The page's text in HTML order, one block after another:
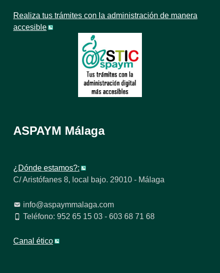
Realiza tus trámites con la administración de manera
accesible
ASPAYM Málaga
¿Dónde estamos?:
C/ Aristófanes 8, local bajo. 29010 - Málaga
info@aspaymmalaga.com
Teléfono: 952 65 15 03 - 603 68 71 68
Canal ético